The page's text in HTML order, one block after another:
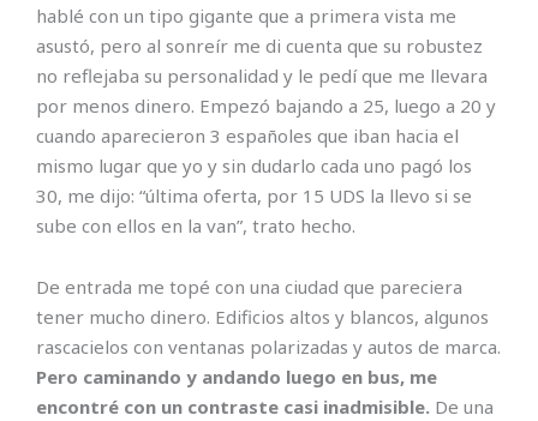
hablé con un tipo gigante que a primera vista me
asustó, pero al sonreír me di cuenta que su robustez
no reflejaba su personalidad y le pedí que me llevara
por menos dinero. Empezó bajando a 25, luego a 20 y
cuando aparecieron 3 españoles que iban hacia el
mismo lugar que yo y sin dudarlo cada uno pagó los
30, me dijo: “última oferta, por 15 UDS la llevo si se
sube con ellos en la van”, trato hecho.
De entrada me topé con una ciudad que pareciera
tener mucho dinero. Edificios altos y blancos, algunos
rascacielos con ventanas polarizadas y autos de marca.
Pero caminando y andando luego en bus, me
encontré con un contraste casi inadmisible. De una